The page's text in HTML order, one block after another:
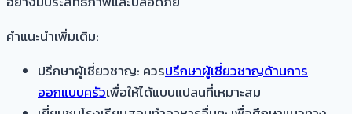
คำแนะนำเพิ่มเติม:
ปรึกษาผู้เชี่ยวชาญ: ควรปรึกษาผู้เชี่ยวชาญด้านการ
ออกแบบครัวเพื่อให้ได้แบบแปลนที่เหมาะสม